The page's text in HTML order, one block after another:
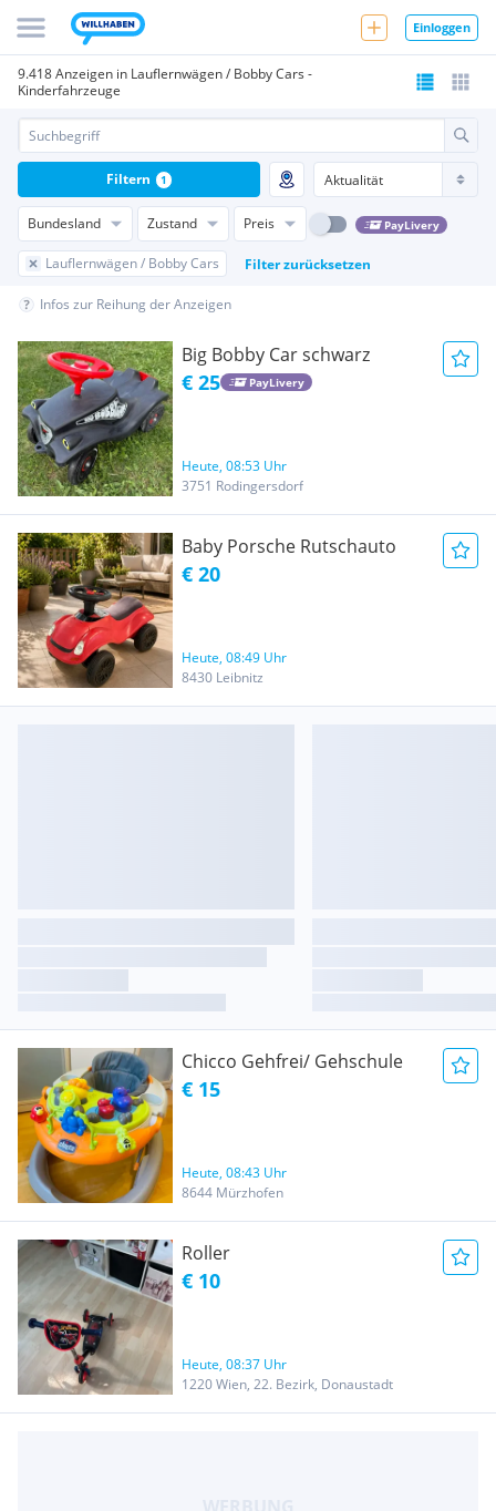
Einloggen
9.418 Anzeigen in Lauflernwägen / Bobby Cars -
Kinderfahrzeuge
Bundesland Zustand Preis PayLivery
Lauflernwägen / Bobby Cars Filter zurücksetzen
Filtern 1
Infos zur Reihung der Anzeigen
Big Bobby Car schwarz
€ 25 PayLivery
Heute, 08:53 Uhr
3751 Rodingersdorf
Baby Porsche Rutschauto
€ 20
Heute, 08:49 Uhr
8430 Leibnitz
Chicco Gehfrei/ Gehschule
€ 15
Heute, 08:43 Uhr
8644 Mürzhofen
Roller
€ 10
Heute, 08:37 Uhr
1220 Wien, 22. Bezirk, Donaustadt